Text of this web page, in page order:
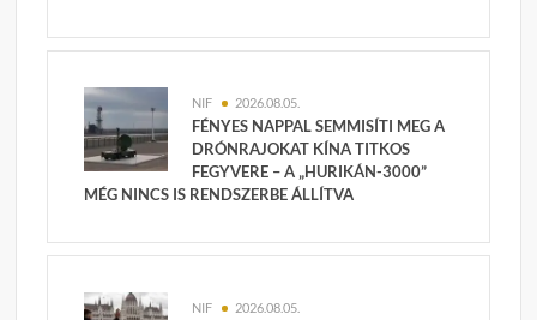
NIF 2026.08.05.
FÉNYES NAPPAL SEMMISÍTI MEG A
DRÓNRAJOKAT KÍNA TITKOS
FEGYVERE – A „HURIKÁN-3000”
MÉG NINCS IS RENDSZERBE ÁLLÍTVA
NIF 2026.08.05.